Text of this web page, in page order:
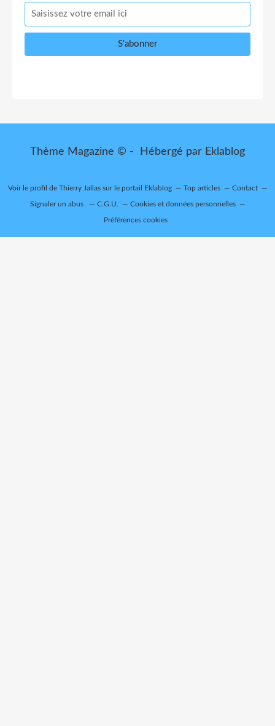
Thème Magazine © - Hébergé par Eklablog
Voir le profil de Thierry Jallassur le portail Eklablog Top articles Contact
Signaler un abus C.G.U. Cookies et données personnelles
Préférences cookies